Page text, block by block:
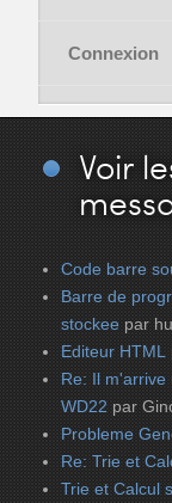
Connexion
Voir
Code barre
Barre de
stockee par
Editeur HTML
Re: Il
WD22 par
Probleme
Re: Trie et
Trie et Calcul